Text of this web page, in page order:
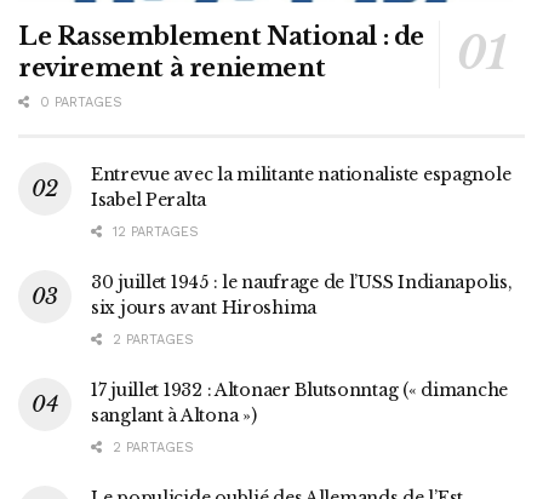
Le Rassemblement National : de
revirement à reniement
0 PARTAGES
Entrevue avec la militante nationaliste espagnole
Isabel Peralta
12 PARTAGES
30 juillet 1945 : le naufrage de l’USS Indianapolis,
six jours avant Hiroshima
2 PARTAGES
17 juillet 1932 : Altonaer Blutsonntag (« dimanche
sanglant à Altona »)
2 PARTAGES